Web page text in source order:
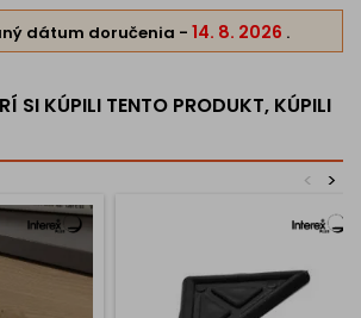
dátum doručenia - 14. 8. 2026 .
SI KÚPILI TENTO PRODUKT, KÚPILI
>
<